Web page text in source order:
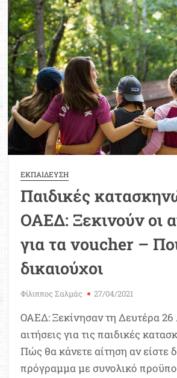
ΕΚΠΑΙΔΕΥΣΗ
Παιδικές
ΟΑΕΔ: Ξεκινούν οι
για τα voucher –
δικαιούχοι
Φίλιππος Σαλμάς 27/04/2021
ΟΑΕΔ: Ξεκίνησαν τη Δευτέρα 26
αιτήσεις για τις παιδικές
Πώς θα κάνετε αίτηση αν είστε
πρόγραμμα με συνολικό